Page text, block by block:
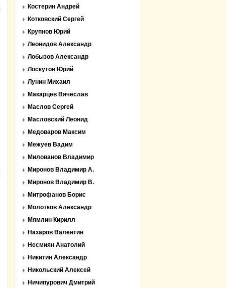
Костерин Андрей
Котковский Сергей
Крупнов Юрий
Леонидов Александр
Лобызов Александр
Лоскутов Юрий
Лунин Михаил
Макарцев Вячеслав
Маслов Сергей
Масловский Леонид
Медоваров Максим
Межуев Вадим
Милованов Владимир
Миронов Владимир А.
Миронов Владимир В.
Митрофанов Борис
Молотков Александр
Мямлин Кирилл
Назаров Валентин
Несмиян Анатолий
Никитин Александр
Никольский Алексей
Ничипурович Дмитрий